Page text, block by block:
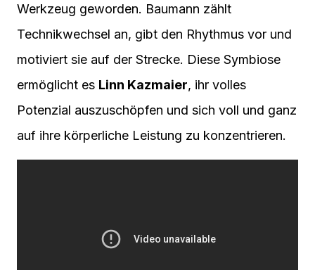
Werkzeug geworden. Baumann zählt
Technikwechsel an, gibt den Rhythmus vor und
motiviert sie auf der Strecke. Diese Symbiose
ermöglicht es Linn Kazmaier, ihr volles
Potenzial auszuschöpfen und sich voll und ganz
auf ihre körperliche Leistung zu konzentrieren.